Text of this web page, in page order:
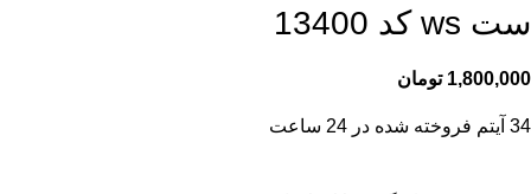
ست ws کد 13400
1,800,000 تومان
34 آیتم فروخته شده در 24 ساعت